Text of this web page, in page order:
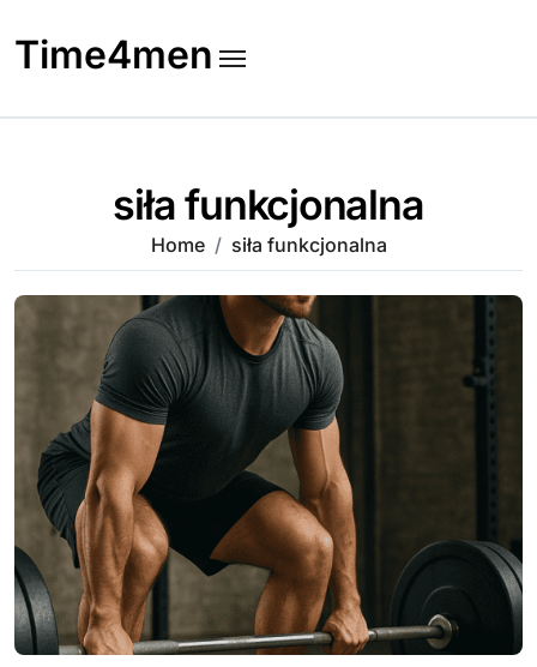
to
content
Time4men
siła funkcjonalna
Home siła funkcjonalna